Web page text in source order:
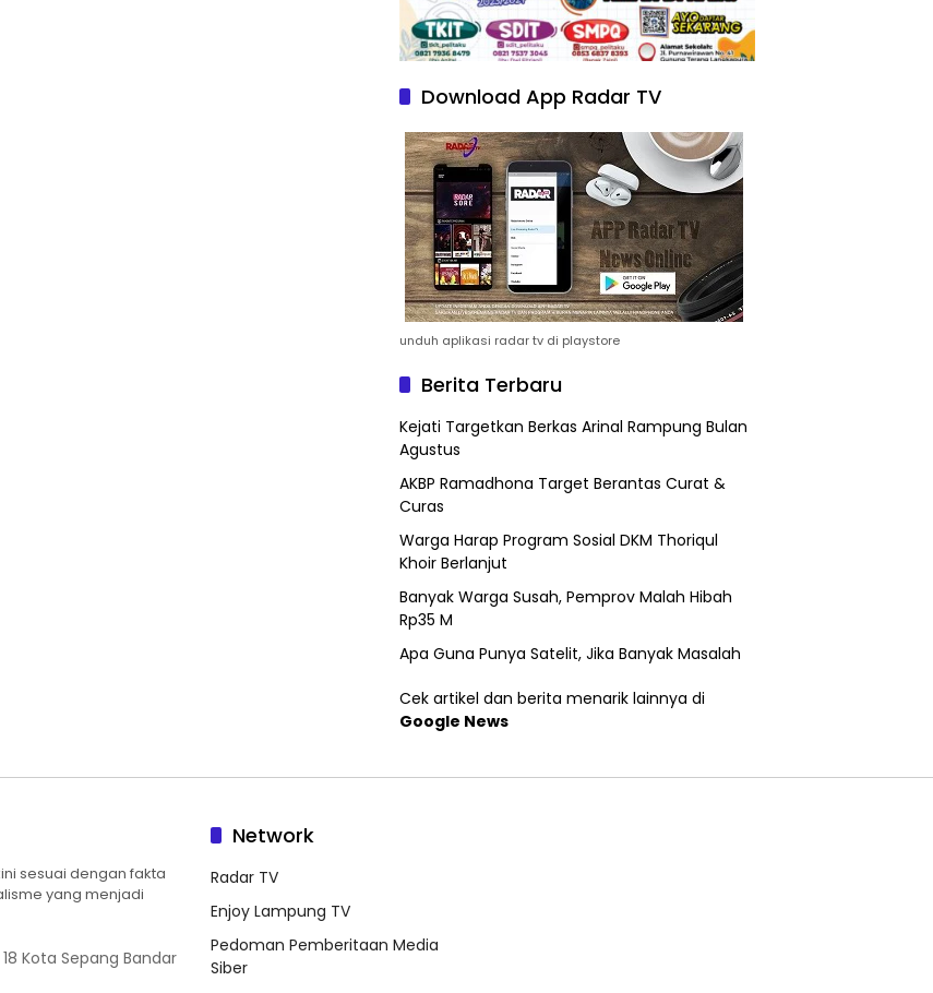
Download App Radar TV
unduh aplikasi radar tv di playstore
Berita Terbaru
Kejati Targetkan Berkas Arinal Rampung Bulan
Agustus
AKBP Ramadhona Target Berantas Curat &
Curas
Warga Harap Program Sosial DKM Thoriqul
Khoir Berlanjut
Banyak Warga Susah, Pemprov Malah Hibah
Rp35 M
Apa Guna Punya Satelit, Jika Banyak Masalah
Cek artikel dan berita menarik lainnya di
Google News
sesuai dengan fakta
yang menjadi
Kota Sepang Bandar
Network
Radar TV
Enjoy Lampung TV
Pedoman Pemberitaan Media
Siber